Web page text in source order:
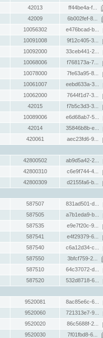
42013 ff44be4a-f...
42009 6b002fef-8...
10056302 e476bcad-b...
10091008 9f12c405-3...
10092000 33ceb441-2...
10068006 f768173a-7...
10078000 7fe63a95-8...
10061007 eebd633a-3...
10062000 7644f1d7-3...
42015 f7b5c3d3-3...
10089006 e6d68ab7-5...
42014 35846b8b-e...
420061 aec23fd6-9...
42800502 ab9d5a42-2...
42800310 c6e9f744-4...
42800309 d2155fa6-b...
587507 831ad501-d...
587505 a7b1eda9-b...
587535 e9e7f20c-9...
587541 e4f29379-6...
587540 c6a12d34-c...
587550 3bfcf759-2...
587510 64c37072-d...
587520 532d8718-6...
9520081 8ac85e6c-6...
9520060 721313e7-9...
9520020 86c5688f-2...
9520030 7f01fbd8-6...